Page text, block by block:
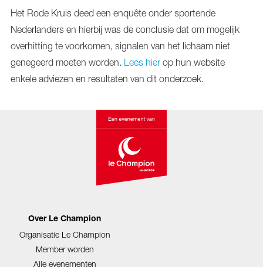
Het Rode Kruis deed een enquête onder sportende
Nederlanders en hierbij was de conclusie dat om mogelijk
overhitting te voorkomen, signalen van het lichaam niet
genegeerd moeten worden. Lees hier op hun website
enkele adviezen en resultaten van dit onderzoek.
Over Le Champion
Organisatie Le Champion
Member worden
Alle evenementen